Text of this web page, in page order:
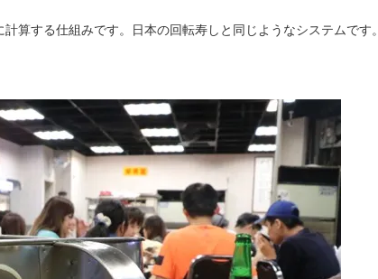
算する仕組みです。日本の回転寿しと同じようなシステムです。